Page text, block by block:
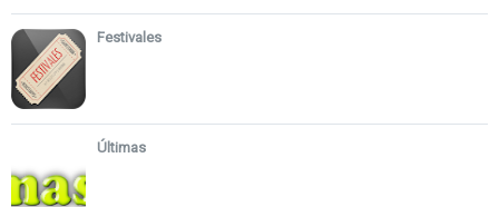
Festivales
Últimas